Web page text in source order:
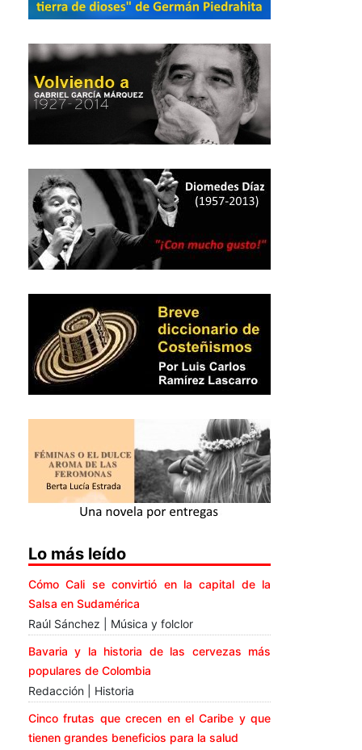
Lo más leído
Cómo Cali se convirtió en la capital de la
Salsa en Sudamérica
Raúl Sánchez | Música y folclor
Bavaria y la historia de las cervezas más
populares de Colombia
Redacción | Historia
Cinco frutas que crecen en el Caribe y que
tienen grandes beneficios para la salud